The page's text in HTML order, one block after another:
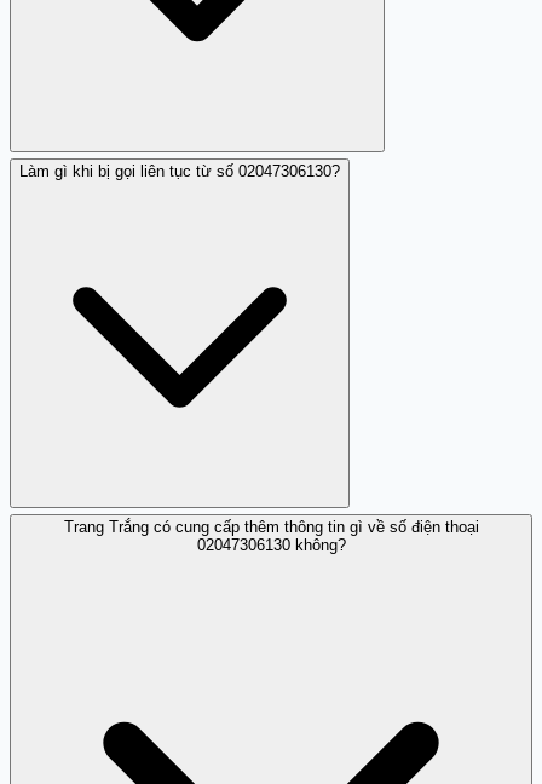
Không nên trả lời nếu bạn không biết rõ người gọi.
Làm gì khi bị gọi liên tục từ số 02047306130?
Bạn nên chặn số này và nếu tình trạng kéo dài có thể
Trang Trắng có cung cấp thêm thông tin gì về số điện thoại
02047306130 không?